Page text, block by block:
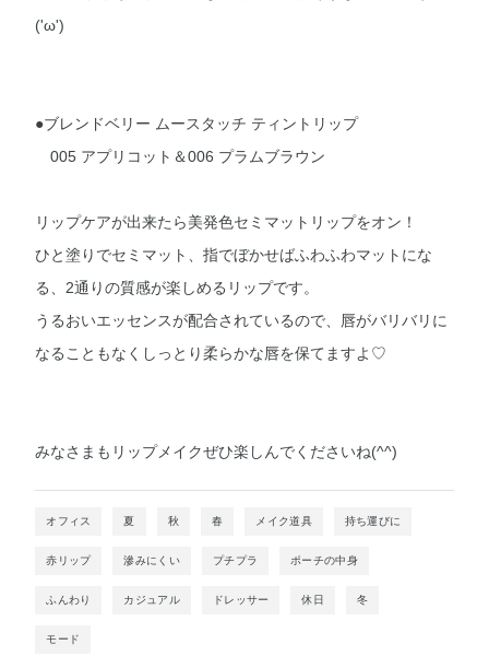
('ω')
●ブレンドベリー ムースタッチ ティントリップ
005 アプリコット＆006 プラムブラウン
リップケアが出来たら美発色セミマットリップをオン！
ひと塗りでセミマット、指でぼかせばふわふわマットにな
る、2通りの質感が楽しめるリップです。
うるおいエッセンスが配合されているので、唇がバリバリに
なることもなくしっとり柔らかな唇を保てますよ♡
みなさまもリップメイクぜひ楽しんでくださいね(^^)
オフィス 夏 秋 春 メイク道具 持ち運びに
赤リップ 滲みにくい プチプラ ポーチの中身
ふんわり カジュアル ドレッサー 休日 冬
モード